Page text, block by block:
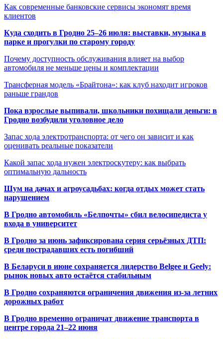
Как современные банковские сервисы экономят время
клиентов
Куда сходить в Гродно 25–26 июля: выставки, музыка в
парке и прогулки по старому городу
Почему доступность обслуживания влияет на выбор
автомобиля не меньше цены и комплектации
Трансферная модель «Брайтона»: как клуб находит игроков
раньше грандов
Пока взрослые выпивали, школьники похищали деньги: в
Гродно возбудили уголовное дело
Запас хода электротранспорта: от чего он зависит и как
оценивать реальные показатели
Какой запас хода нужен электроскутеру: как выбрать
оптимальную дальность
Шум на дачах и агроусадьбах: когда отдых может стать
нарушением
В Гродно автомобиль «Белпочты» сбил велосипедиста у
входа в университет
В Гродно за июнь зафиксирована серия серьёзных ДТП:
среди пострадавших есть погибший
В Беларуси в июне сохраняется лидерство Belgee и Geely:
рынок новых авто остаётся стабильным
В Гродно сохраняются ограничения движения из-за летних
дорожных работ
В Гродно временно ограничат движение транспорта в
центре города 21–22 июня